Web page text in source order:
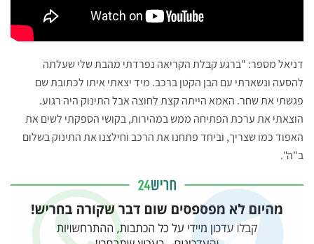
דניאל מספר: "ברגע קבלת הקריאה נפרדתי מהבת שלי שעלתה
להסעה ונשארתי עם הבן הקטן ברכב. מיד יצאתי איתו לכתובת שם
פגשתי את שחר. האמא הייתה קצת לחוצה אבל התינוק היה רגוע.
הוצאתי את ערכת הפתיחה ממש במהירות, בקושי הספקתי לשים את
האפוד כמו שצריך, וביחד פתחנו את הרכב וחילצנו את התינוק בשלום
ב"ה".